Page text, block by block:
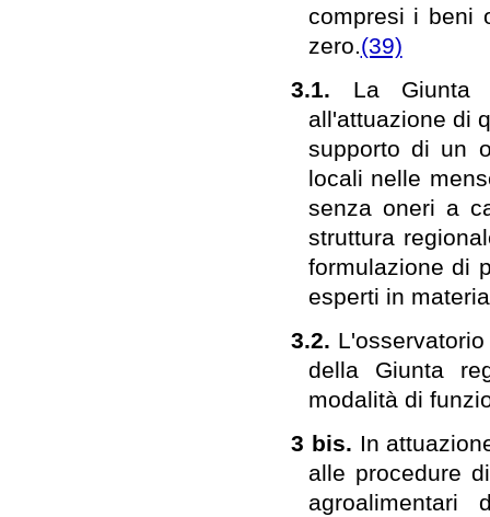
compresi i beni
zero.(39)
3.1. La Giunta
all'attuazione di
supporto di un
locali nelle
senza oneri a
struttura
formulazione di
esperti in
3.2.
della Giunta
modalità di
3 bis. In
alle procedure